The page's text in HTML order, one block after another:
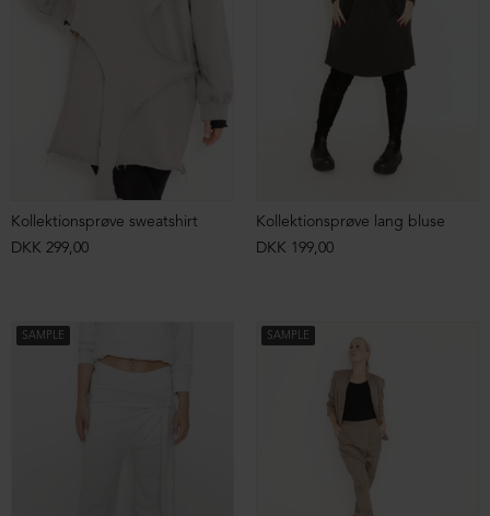
Kollektionsprøve sweatshirt
DKK 299,00
Kollektionsprøve lang bluse
DKK 199,00
SAMPLE SAMPLE